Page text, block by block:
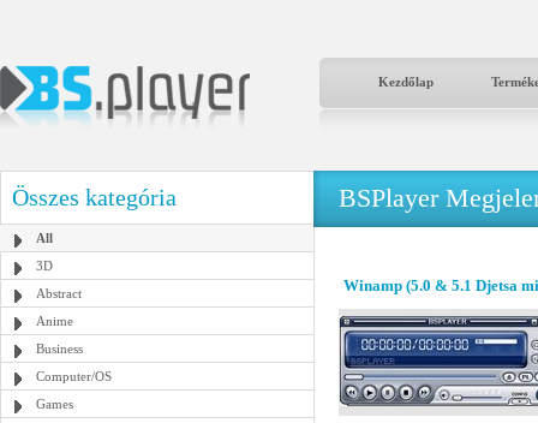
Kezdőlap
Összes kategória
All
3D
Abstract
Anime
Business
Computer/OS
Games
BSPlayer
Winamp (5.0 & 5.1 Djetsa